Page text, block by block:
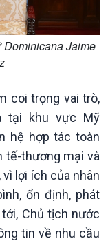
Jaime
coi trọng vai trò,
tại khu vực Mỹ
hệ hợp tác toàn
tế-thương mại và
lợi ích của nhân
ổn định, phát
Chủ tịch nước
tin về nhu cầu